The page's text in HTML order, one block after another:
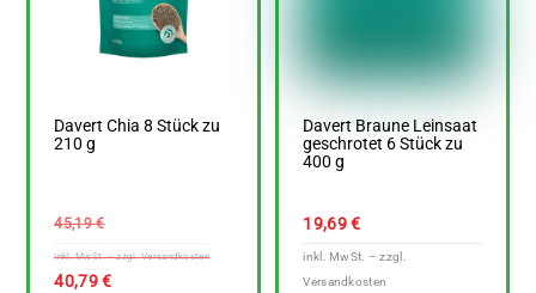
Davert Chia 8 Stück zu
210 g
45,19€
Ursprünglicher
40,79€
Davert Braune Leinsaat
geschrotet 6 Stück zu
400 g
19,69€